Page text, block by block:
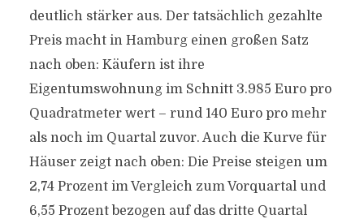
deutlich stärker aus. Der tatsächlich gezahlte
Preis macht in Hamburg einen großen Satz
nach oben: Käufern ist ihre
Eigentumswohnung im Schnitt 3.985 Euro pro
Quadratmeter wert – rund 140 Euro pro mehr
als noch im Quartal zuvor. Auch die Kurve für
Häuser zeigt nach oben: Die Preise steigen um
2,74 Prozent im Vergleich zum Vorquartal und
6,55 Prozent bezogen auf das dritte Quartal